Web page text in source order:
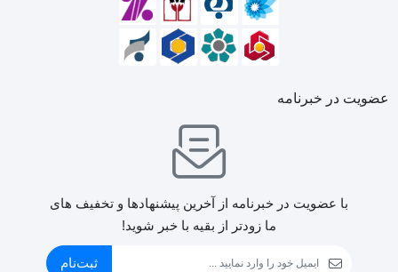
عضویت در خبرنامه
با عضویت در خبرنامه از آخرین پیشنهادها و تخفیف های
ما زودتر از بقیه با خبر شوید!
ثبت‌نام